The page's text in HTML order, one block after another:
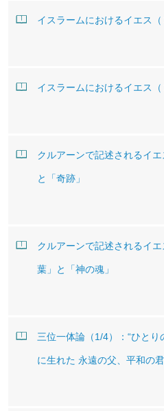
イスラームにおけるイエス（
イスラームにおけるイエス（
クルアーンで記述されるイ
と「奇跡」
クルアーンで記述されるイ
葉」と「神の魂」
三位一体論（1/4）：“ひと
に生れた 永遠の父、平和の